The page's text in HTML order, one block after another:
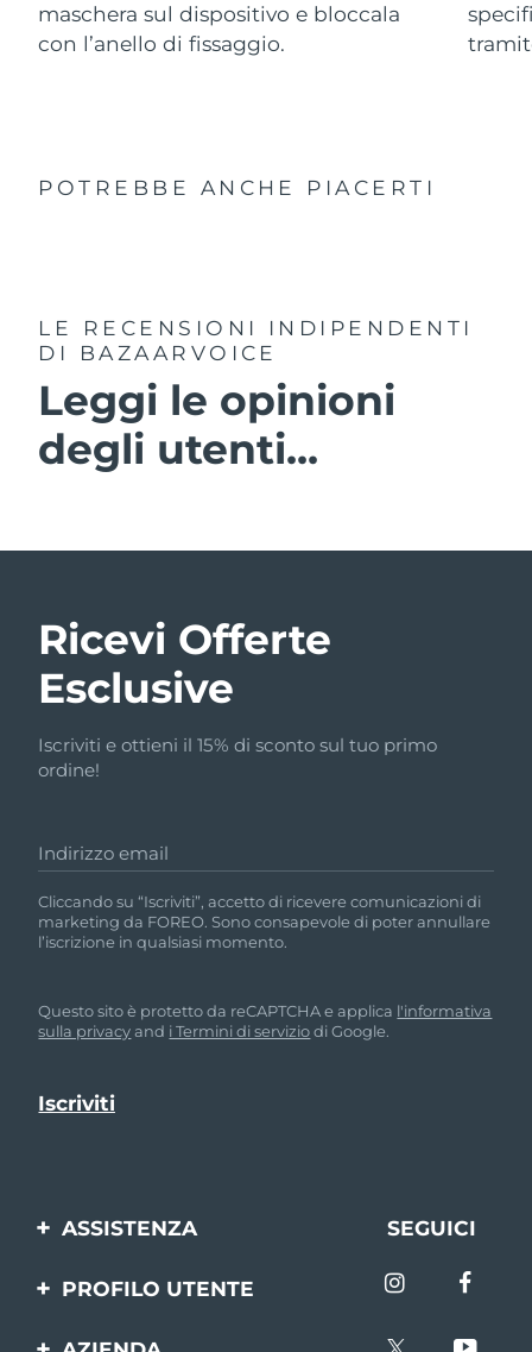
maschera sul dispositivo e bloccala
con l’anello di fissaggio.
POTREBBE ANCHE PIACERTI
LE RECENSIONI INDIPENDENTI
DI BAZAARVOICE
Leggi le opinioni
degli utenti...
Ricevi Offerte
Esclusive
Iscriviti e ottieni il 15% di sconto sul tuo primo
ordine!
Indirizzo email
Cliccando su “Iscriviti”, accetto di ricevere comunicazioni di
marketing da FOREO. Sono consapevole di poter annullare
l’iscrizione in qualsiasi momento.
Questo sito è protetto da reCAPTCHA e applica l'informativa
sulla privacyand i Termini di serviziodi Google.
ASSISTENZA
Contattaci
SEGUICI
PROFILO UTENTE